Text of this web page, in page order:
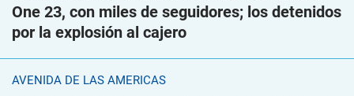
One 23, con miles de seguidores; los detenidos
por la explosión al cajero
AVENIDA DE LAS AMÉRICAS